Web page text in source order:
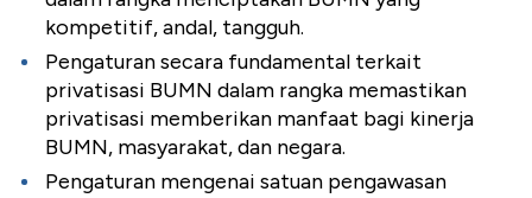
kompetitif, andal, tangguh.
Pengaturan secara fundamental terkait
privatisasi BUMN dalam rangka memastikan
privatisasi memberikan manfaat bagi kinerja
BUMN, masyarakat, dan negara.
Pengaturan mengenai satuan pengawasan